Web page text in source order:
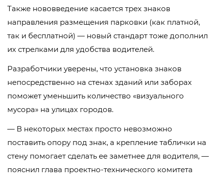
Также нововведение касается трех знаков
направления размещения парковки (как платной,
так и бесплатной) — новый стандарт тоже дополнил
их стрелками для удобства водителей.
Разработчики уверены, что установка знаков
непосредственно на стенах зданий или заборах
поможет уменьшить количество «визуального
мусора» на улицах городов.
— В некоторых местах просто невозможно
поставить опору под знак, а крепление таблички на
стену помогает сделать ее заметнее для водителя, —
пояснил глава проектно-технического комитета